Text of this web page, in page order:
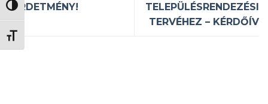
NAGY KONTRASZT VÁLTÁSA
BETŰMÉRET VÁLTÁSA
HIRDETMÉNY!
TELEPÜLÉSRENDEZÉSI
TERVÉHEZ – KÉRDŐÍV